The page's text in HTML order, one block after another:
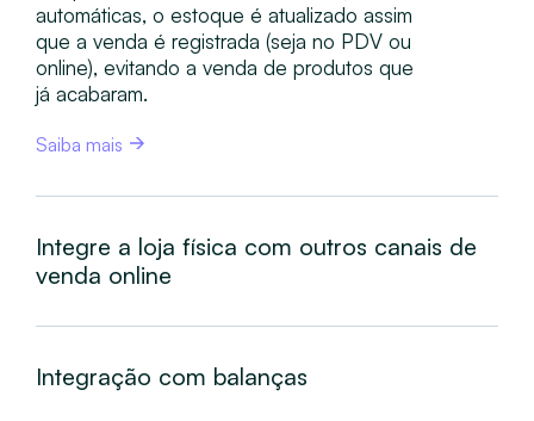
automáticas, o estoque é atualizado assim
que a venda é registrada (seja no PDV ou
online), evitando a venda de produtos que
já acabaram.
Saiba mais
Integre a loja física com outros canais de
venda online
Integração com balanças